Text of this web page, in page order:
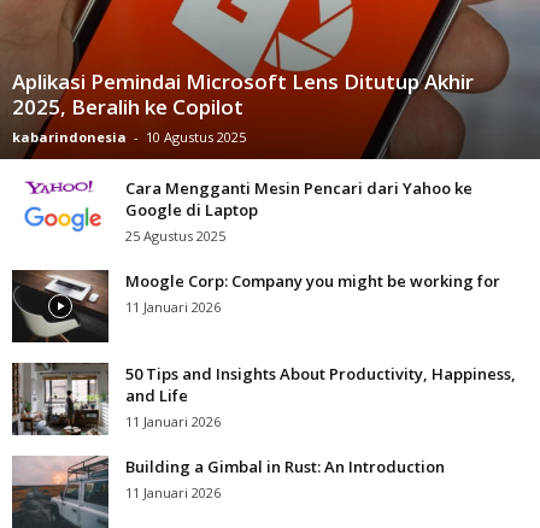
Aplikasi Pemindai Microsoft Lens Ditutup Akhir
2025, Beralih ke Copilot
kabarindonesia - 10 Agustus 2025
Cara Mengganti Mesin Pencari dari Yahoo ke
Google di Laptop
25 Agustus 2025
Moogle Corp: Company you might be working for
11 Januari 2026
50 Tips and Insights About Productivity, Happiness,
and Life
11 Januari 2026
Building a Gimbal in Rust: An Introduction
11 Januari 2026